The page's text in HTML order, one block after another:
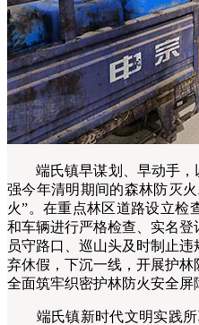
端氏镇早谋划、早动手，
强今年清明期间的森林防灭
火”。在重点林区道路设立检
和车辆进行严格检查、实名登
员守路口、巡山头及时制止
弃休假，下沉一线，开展护林
全面筑牢织密护林防火安全屏
端氏镇新时代文明实践所